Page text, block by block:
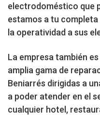
electrodoméstico que
estamos a tu
la operatividad a sus
La empresa también
amplia gama de
Beniarrés dirigidas a
a poder atender en el
cualquier hotel,